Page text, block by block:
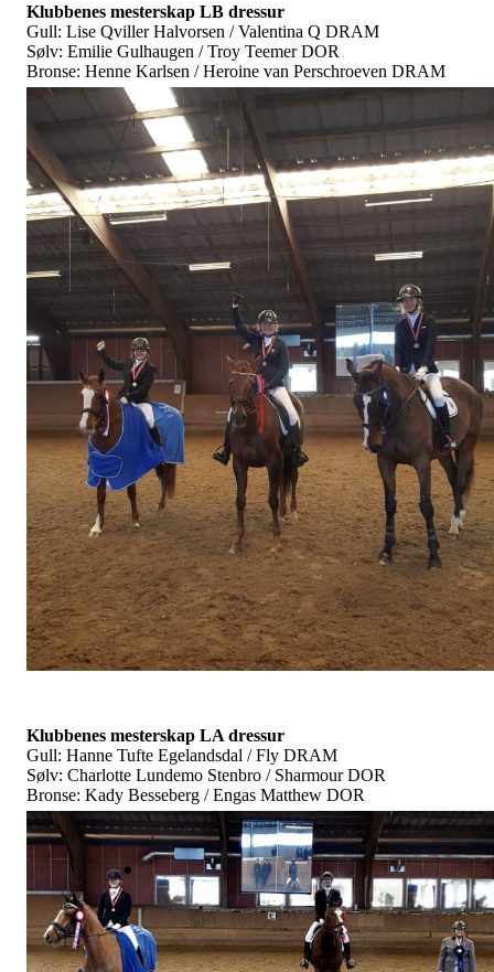
Klubbenes mesterskap LB dressur
Gull: Lise Qviller Halvorsen / Valentina Q DRAM
Sølv: Emilie Gulhaugen / Troy Teemer DOR
Bronse: Henne Karlsen / Heroine van Perschroeven DRAM
Klubbenes mesterskap LA dressur
Gull: Hanne Tufte Egelandsdal / Fly DRAM
Sølv: Charlotte Lundemo Stenbro / Sharmour DOR
Bronse: Kady Besseberg / Engas Matthew DOR